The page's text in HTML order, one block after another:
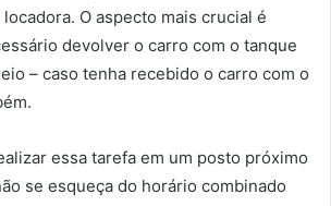
O aspecto mais crucial é
devolver o carro com o tanque
– caso tenha recebido o carro com o
essa tarefa em um posto próximo
se esqueça do horário combinado